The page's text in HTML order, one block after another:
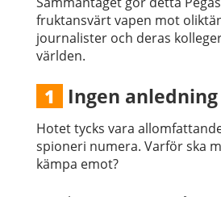
fruktansvärt vapen mot
journalister och deras
världen.
1 Ingen
Hotet tycks vara
spioneri numera. Varför ska
kämpa emot?